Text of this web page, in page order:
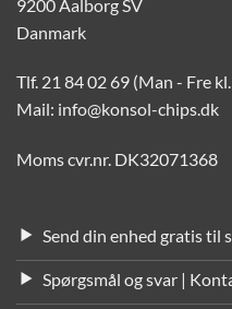
9200 Aalborg SV
Danmark
Tlf. 21 84 02 69 (Man - Fre
Mail: info@konsol-chips.dk
Moms cvr.nr. DK32071368
Send din enhed gratis til
Spørgsmål og svar |